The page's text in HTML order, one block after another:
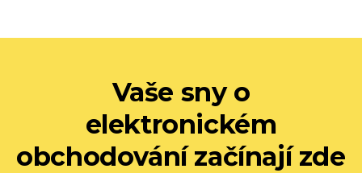
Vaše sny o
elektronickém
obchodování začínají zde